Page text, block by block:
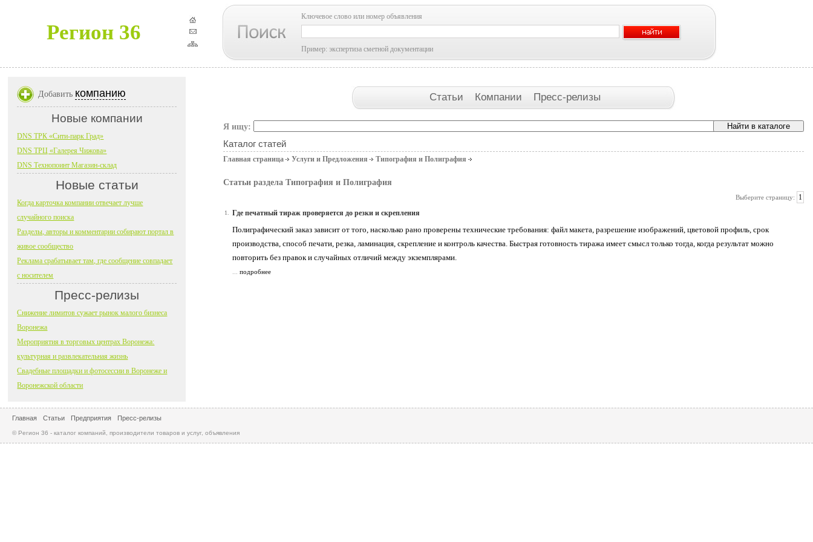
Регион 36
Ключевое слово или номер объявления
Пример: экспертиза сметной документации
Статьи Компании Пресс-релизы
Я ищу:
Каталог статей
Главная страница Услуги и Предложения Типография и Полиграфия
Статьи раздела Типография и Полиграфия
Выберите страницу: 1
1. Где печатный тираж проверяется до резки и скрепления
Полиграфический заказ зависит от того, насколько рано проверены технические требования: файл макета, разрешение изображений, цветовой профиль, срок
производства, способ печати, резка, ламинация, скрепление и контроль качества. Быстрая готовность тиража имеет смысл только тогда, когда результат можно
повторить без правок и случайных отличий между экземплярами.
подробнее
Добавить компанию
Новые компании
DNS ТРК «Сити-парк Град»
DNS ТРЦ «Галерея Чижова»
DNS Технопоинт Магазин-склад
Новые статьи
Когда карточка компании отвечает лучше
случайного поиска
Разделы, авторы и комментарии собирают портал в
живое сообщество
Реклама срабатывает там, где сообщение совпадает
с носителем
Пресс-релизы
Снижение лимитов сужает рынок малого бизнеса
Воронежа
Мероприятия в торговых центрах Воронежа:
культурная и развлекательная жизнь
Свадебные площадки и фотосессии в Воронеже и
Воронежской области
Главная Статьи Предприятия Пресс-релизы
© Регион 36 - каталог компаний, производители товаров и услуг, объявления